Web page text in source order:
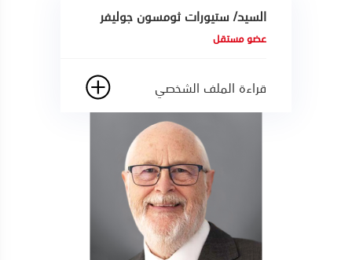
السيد/ ستيورات ثومسون جوليفر
عضو مستقل
قراءة الملف الشخصي